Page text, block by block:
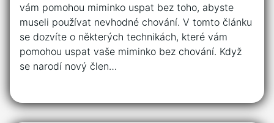
vám pomohou miminko uspat bez toho, abyste
museli používat nevhodné chování. V tomto článku
se dozvíte o některých technikách, které vám
pomohou uspat vaše miminko bez chování. Když
se narodí nový člen…